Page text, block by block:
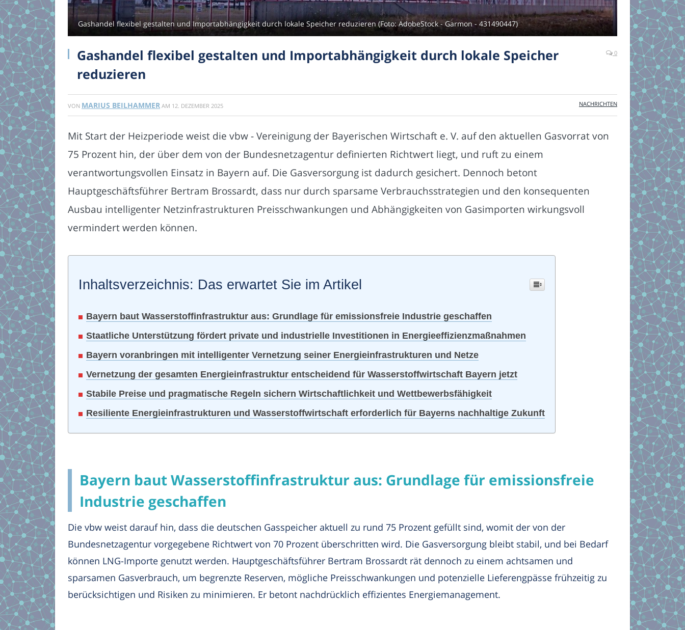
Gashandel flexibel gestalten und Importabhängigkeit durch lokale Speicher reduzieren (Foto: AdobeStock - Garmon - 431490447)
Gashandel flexibel gestalten und Importabhängigkeit durch lokale Speicher
reduzieren
0
VON MARIUS BEILHAMMER AM 12. DEZEMBER 2025 NACHRICHTEN
Mit Start der Heizperiode weist die vbw - Vereinigung der Bayerischen Wirtschaft e. V. auf den aktuellen Gasvorrat von
75 Prozent hin, der über dem von der Bundesnetzagentur definierten Richtwert liegt, und ruft zu einem
verantwortungsvollen Einsatz in Bayern auf. Die Gasversorgung ist dadurch gesichert. Dennoch betont
Hauptgeschäftsführer Bertram Brossardt, dass nur durch sparsame Verbrauchsstrategien und den konsequenten
Ausbau intelligenter Netzinfrastrukturen Preisschwankungen und Abhängigkeiten von Gasimporten wirkungsvoll
vermindert werden können.
Inhaltsverzeichnis: Das erwartet Sie im Artikel
Bayern baut Wasserstoffinfrastruktur aus: Grundlage für emissionsfreie Industrie geschaffen
Staatliche Unterstützung fördert private und industrielle Investitionen in Energieeffizienzmaßnahmen
Bayern voranbringen mit intelligenter Vernetzung seiner Energieinfrastrukturen und Netze
Vernetzung der gesamten Energieinfrastruktur entscheidend für Wasserstoffwirtschaft Bayern jetzt
Stabile Preise und pragmatische Regeln sichern Wirtschaftlichkeit und Wettbewerbsfähigkeit
Resiliente Energieinfrastrukturen und Wasserstoffwirtschaft erforderlich für Bayerns nachhaltige Zukunft
Bayern baut Wasserstoffinfrastruktur aus: Grundlage für emissionsfreie
Industrie geschaffen
Die vbw weist darauf hin, dass die deutschen Gasspeicher aktuell zu rund 75 Prozent gefüllt sind, womit der von der
Bundesnetzagentur vorgegebene Richtwert von 70 Prozent überschritten wird. Die Gasversorgung bleibt stabil, und bei Bedarf
können LNG-Importe genutzt werden. Hauptgeschäftsführer Bertram Brossardt rät dennoch zu einem achtsamen und
sparsamen Gasverbrauch, um begrenzte Reserven, mögliche Preisschwankungen und potenzielle Lieferengpässe frühzeitig zu
berücksichtigen und Risiken zu minimieren. Er betont nachdrücklich effizientes Energiemanagement.